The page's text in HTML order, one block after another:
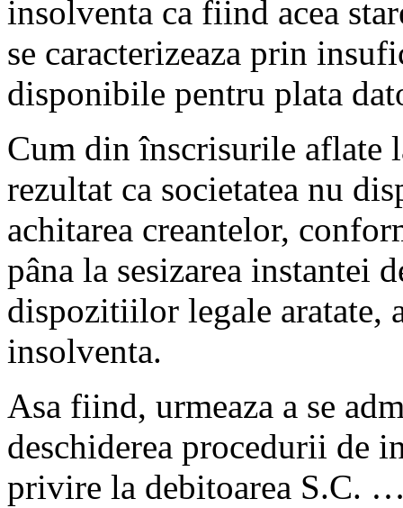
insolventa ca fiind acea
se caracterizeaza prin
disponibile pentru plata
Cum din înscrisurile aflate
rezultat ca societatea nu
achitarea creantelor,
pâna la sesizarea instantei
dispozitiilor legale aratate,
insolventa.
Asa fiind, urmeaza a se
deschiderea procedurii de
privire la debitoarea